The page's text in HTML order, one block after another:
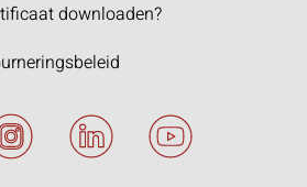
downloaden?